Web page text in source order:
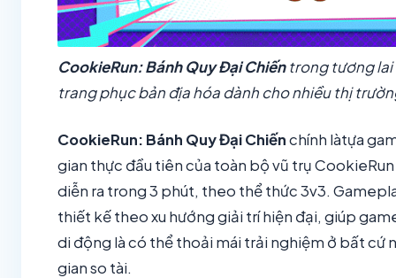
CookieRun: Bánh Quy Đại Chiếntrong tương lai
trang phục bản địa hóa dành cho nhiều thị
CookieRun: Bánh Quy Đại Chiếnchính làtựa
gian thực đầu tiên của toàn bộ vũ trụ
diễn ra trong 3 phút, theo thể thức 3v3.
thiết kế theo xu hướng giải trí hiện đại, giúp
di động là có thể thoải mái trải nghiệm ở bất cứ
gian so tài.